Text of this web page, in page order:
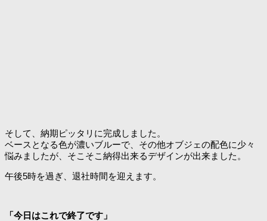
そして、納期ピッタリに完成しました。
ベースとなる色が濃いブルーで、その他オブジェの配色に少々
悩みましたが、そこそこ納得出来るデザインが出来ました。
午後5時を過ぎ、退社時間を迎えます。
「今日はこれで終了です」